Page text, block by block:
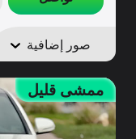
صور إضافية
ممشى قليل